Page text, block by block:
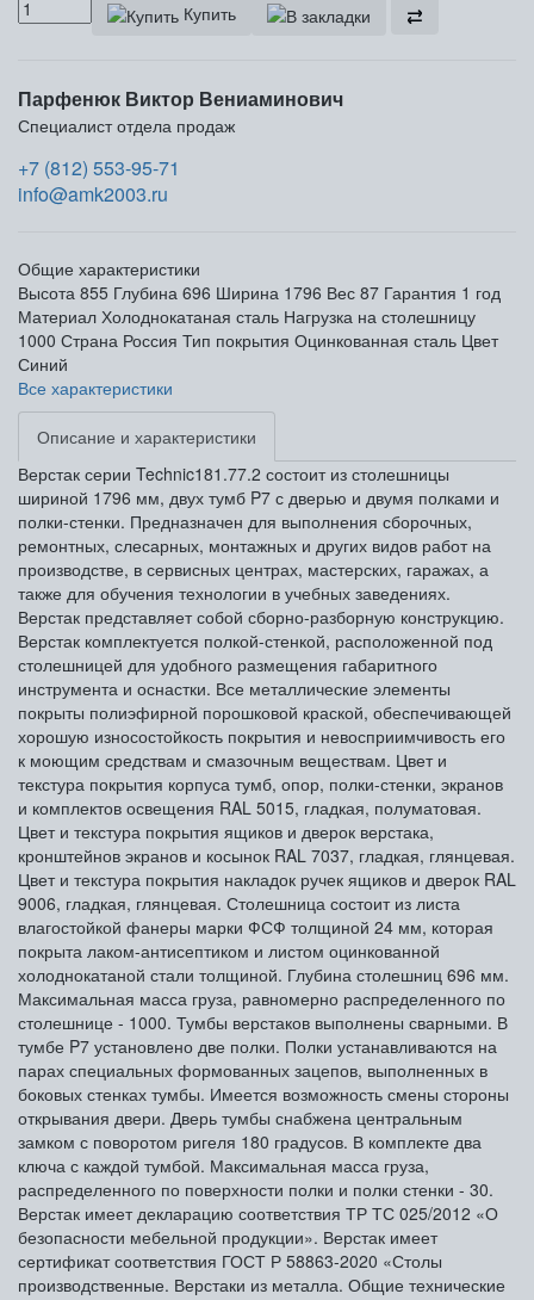
Купить
Парфенюк Виктор Вениаминович
Специалист отдела продаж
+7 (812) 553-95-71
info@amk2003.ru
Общие характеристики
Высота 855 Глубина 696 Ширина 1796 Вес 87 Гарантия 1 год
Материал Холоднокатаная сталь Нагрузка на столешницу
1000 Страна Россия Тип покрытия Оцинкованная сталь Цвет
Синий
Все характеристики
Описание и характеристики
Верстак серии Technic181.77.2 состоит из столешницы
шириной 1796 мм, двух тумб P7 с дверью и двумя полками и
полки-стенки. Предназначен для выполнения сборочных,
ремонтных, слесарных, монтажных и других видов работ на
производстве, в сервисных центрах, мастерских, гаражах, а
также для обучения технологии в учебных заведениях.
Верстак представляет собой сборно-разборную конструкцию.
Верстак комплектуется полкой-стенкой, расположенной под
столешницей для удобного размещения габаритного
инструмента и оснастки. Все металлические элементы
покрыты полиэфирной порошковой краской, обеспечивающей
хорошую износостойкость покрытия и невосприимчивость его
к моющим средствам и смазочным веществам. Цвет и
текстура покрытия корпуса тумб, опор, полки-стенки, экранов
и комплектов освещения RAL 5015, гладкая, полуматовая.
Цвет и текстура покрытия ящиков и дверок верстака,
кронштейнов экранов и косынок RAL 7037, гладкая, глянцевая.
Цвет и текстура покрытия накладок ручек ящиков и дверок RAL
9006, гладкая, глянцевая. Столешница состоит из листа
влагостойкой фанеры марки ФСФ толщиной 24 мм, которая
покрыта лаком-антисептиком и листом оцинкованной
холоднокатаной стали толщиной. Глубина столешниц 696 мм.
Максимальная масса груза, равномерно распределенного по
столешнице - 1000. Тумбы верстаков выполнены сварными. В
тумбе P7 установлено две полки. Полки устанавливаются на
парах специальных формованных зацепов, выполненных в
боковых стенках тумбы. Имеется возможность смены стороны
открывания двери. Дверь тумбы снабжена центральным
замком с поворотом ригеля 180 градусов. В комплекте два
ключа с каждой тумбой. Максимальная масса груза,
распределенного по поверхности полки и полки стенки - 30.
Верстак имеет декларацию соответствия ТР ТС 025/2012 «О
безопасности мебельной продукции». Верстак имеет
сертификат соответствия ГОСТ Р 58863-2020 «Столы
производственные. Верстаки из металла. Общие технические